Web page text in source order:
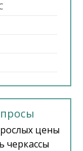
цены
черкассы